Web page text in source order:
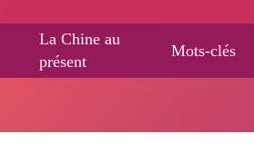
La Chine au
présent
Mots-clés